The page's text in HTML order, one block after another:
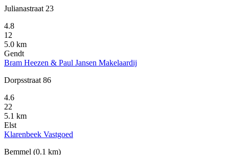
Julianastraat 23
4.8
12
5.0 km
Gendt
Bram Heezen & Paul Jansen Makelaardij
Dorpsstraat 86
4.6
22
5.1 km
Elst
Klarenbeek Vastgoed
Bemmel (0.1 km)